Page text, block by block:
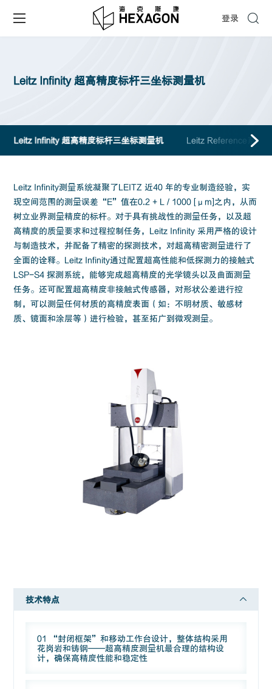
登录
Leitz Infinity 超高精度标杆三坐标测量机
Leitz Infinity 超高精度标杆三坐标测量机 Leitz Reference系列
Leitz Infinity测量系统凝聚了LEITZ 近40 年的专业制造经验，实
现空间范围的测量误差“E”值在0.2 + L / 1000 [μm]之内，从而
树立业界测量精度的标杆。对于具有挑战性的测量任务，以及超
高精度的质量要求和过程控制任务，Leitz Infinity 采用严格的设计
与制造技术，并配备了精密的探测技术，对超高精密测量进行了
全面的诠释。Leitz Infinity通过配置超高性能和低探测力的接触式
LSP-S4 探测系统，能够完成超高精度的光学镜头以及曲面测量
任务。还可配置超高精度非接触式传感器，对形状公差进行控
制，可以测量任何材质的高精度表面（如：不明材质、敏感材
质、镜面和涂层等）进行检验，甚至拓广到微观测量。
技术特点
01 “封闭框架”和移动工作台设计，整体结构采用
花岗岩和铸钢——超高精度测量机最合理的结构设
计，确保高精度性能和稳定性